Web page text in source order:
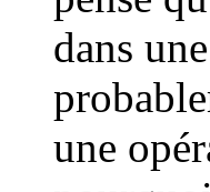
dans
une